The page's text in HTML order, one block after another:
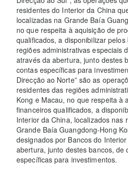
residentes do Interior da China
localizadas na Grande Baía
no que respeita à aquisição de
qualificados, a disponibilizar
regiões administrativas especiais
através da abertura, junto destes
contas específicas para
Direcção ao Norte” são as
residentes das regiões
Kong e Macau, no que respeita à
financeiros qualificados, a
Interior da China, localizados nas
Grande Baía Guangdong-Hong
designados por Bancos do
abertura, junto destes bancos, de
específicas para investimentos.